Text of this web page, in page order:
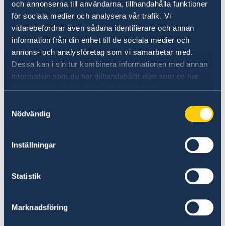
och annonserna till användarna, tillhandahålla funktioner
för sociala medier och analysera vår trafik. Vi
vidarebefordrar även sådana identifierare och annan
information från din enhet till de sociala medier och
annons- och analysföretag som vi samarbetar med.
Dessa kan i sin tur kombinera informationen med annan
information som du har tillhandahållit eller som de har
samlat in när du har använt deras tjänster.
Nödvändig
Inställningar
Statistik
Marknadsföring
Anmäl dig till svensklistan
UD:s reseinformation direkt i fickan
I appen UD Resklar finns råd och